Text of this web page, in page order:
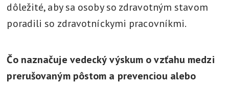
dôležité, aby sa osoby so zdravotným stavom
poradili so zdravotníckymi pracovníkmi.
Čo naznačuje vedecký výskum o vzťahu medzi
prerušovaným pôstom a prevenciou alebo